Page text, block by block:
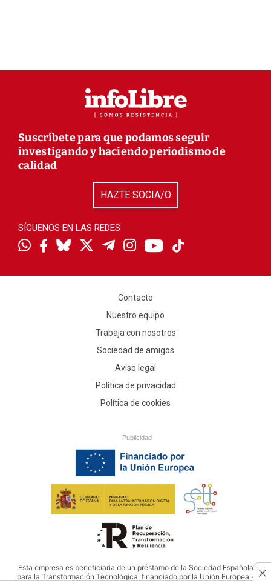
Suscríbete para que podamos seguir
investigando y haciendo periodismo de
calidad
HAZTE SOCIA/O
SÍGUENOS EN LAS REDES
Contacto
Nuestro equipo
Trabaja con nosotros
Sociedad de amigos
Aviso legal
Política de privacidad
Política de cookies
Publicidad
Esta empresa es beneficiaria de un préstamo de la Sociedad Española
para la Transformación Tecnológica, financiado por la Unión Europea -